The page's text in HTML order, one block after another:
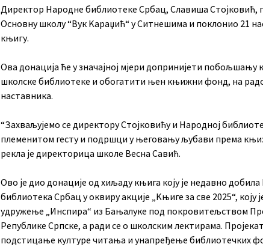
Директор Народне библиотеке Србац, Славиша Стојковић,
Основну школу “Вук Kараџић“ у Ситнешима и поклонио 21
књигу.
Ова донација ће у значајној мјери допринијети побољшању
школске библиотеке и обогатити њен књижни фонд, на
наставника.
“Захваљујемо се директору Стојковићу и Народној
племенитом гесту и подршци у његовању љубави према
рекла је директорица школе Весна Савић.
Ово је дио донације од хиљаду књига коју је недавно
библиотека Србац у оквиру акције „Kњиге за све 2025“, коју
удружење „Инспира“ из Бањалуке под покровитељством
Републике Српске, а ради се о школским лектирама.
подстицање културе читања и унапређење библиотечких